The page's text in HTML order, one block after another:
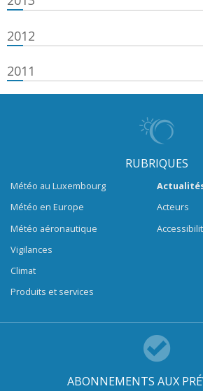
2012
2011
RUBRIQUES
Météo au Luxembourg
Météo en Europe
Météo aéronautique
Vigilances
Climat
Produits et services
Acteurs
ABONNEMENTS AUX